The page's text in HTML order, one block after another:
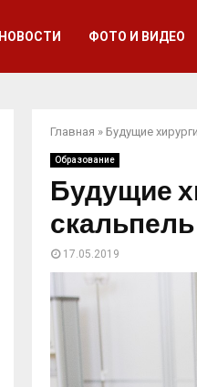
НОВОСТИ ФОТО И ВИДЕО
Главная » Будущие
Образование
Будущие
скальпель
17.05.2019